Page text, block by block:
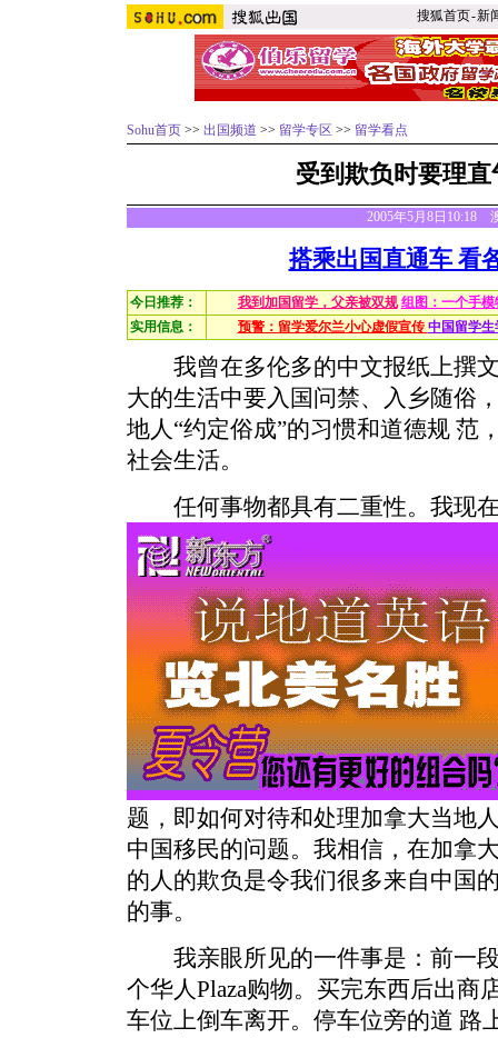
搜狐首页-新
Sohu首页 >> 出国频道 >> 留学专区 >> 留学看点
受到欺负时要理
2005年5月8日10:18
搭乘出国直通车 看
今日推荐： 我到加国留学，父亲被双规 组图：一个手
实用信息：
预警：留学爱尔兰小心虚假宣传 中国留学
我曾在多伦多的中文报纸上撰文
大的生活中要入国问禁、入乡随俗
地人“约定俗成”的习惯和道德规 范
社会生活。
任何事物都具有二重性。 我现
题，即如何对待和处理加拿大当地
中国移民的问题。我相信，在加拿
的人的欺负是令我们很多来自中国
的事。
我亲眼所见的一件事是：前一段
个华人Plaza购物。买完东西后出商
车位上倒车离开。停车位旁的道 路